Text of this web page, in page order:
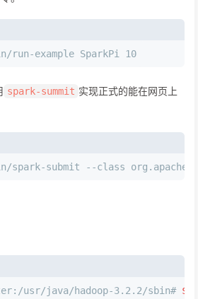
run-example SparkPi 10
spark-summit 实现正式的能在网页上
spark-submit --class
usr/java/hadoop-3.2.2/sbin#